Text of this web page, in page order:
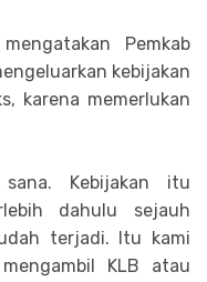
Pemkab
kebijakan
karena memerlukan
Kebijakan itu
dahulu sejauh
terjadi. Itu kami
KLB atau